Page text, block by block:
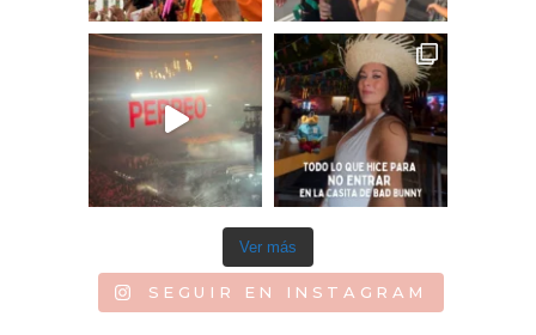
Ver más
SEGUIR EN INSTAGRAM